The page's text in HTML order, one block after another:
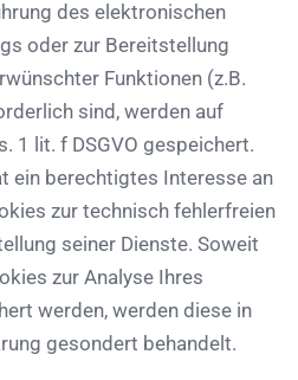
des elektronischen
oder zur Bereitstellung
Funktionen (z.B.
sind, werden auf
1 lit. f DSGVO gespeichert.
ein berechtigtes Interesse an
zur technisch fehlerfreien
seiner Dienste. Soweit
zur Analyse Ihres
werden, werden diese in
gesondert behandelt.